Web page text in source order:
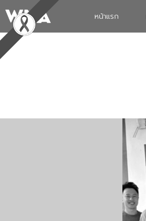
หน้าแรก